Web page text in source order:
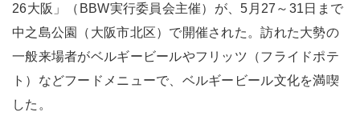
26大阪」（BBW実行委員会主催）が、5月27～31日まで
中之島公園（大阪市北区）で開催された。訪れた大勢の
一般来場者がベルギービールやフリッツ（フライドポテ
ト）などフードメニューで、ベルギービール文化を満喫
した。